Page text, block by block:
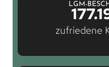
LGM-
zufriedene